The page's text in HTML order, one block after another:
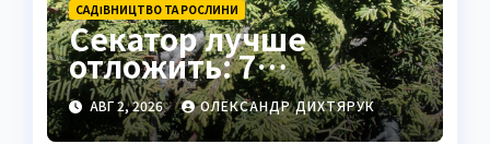
САДІВНИЦТВО ТА РОСЛИНИ
Секатор лучше
отложить: 7
вечнозелёных
растений без обрезки
АВГ 2, 2026 ОЛЕКСАНДР ДИХТЯРУК